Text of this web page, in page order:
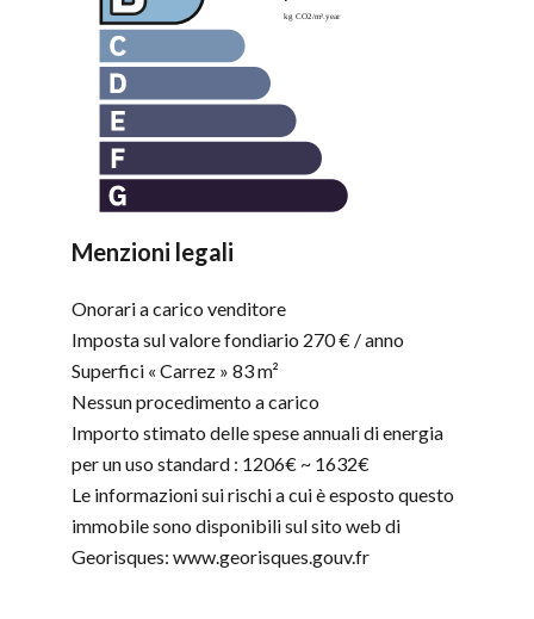
Menzioni legali
Onorari a carico venditore
Imposta sul valore fondiario 270 € / anno
Superfici « Carrez » 83 m²
Nessun procedimento a carico
Importo stimato delle spese annuali di energia
per un uso standard : 1206€ ~ 1632€
Le informazioni sui rischi a cui è esposto questo
immobile sono disponibili sul sito web di
Georisques: www.georisques.gouv.fr